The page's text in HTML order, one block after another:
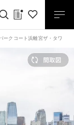
ークコート浜離宮ザ・タワー